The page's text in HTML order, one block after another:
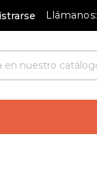
Llámanos: